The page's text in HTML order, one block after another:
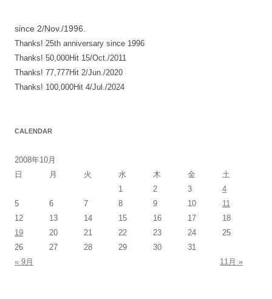
since 2/Nov./1996.
Thanks! 25th anniversary since 1996
Thanks! 50,000Hit 15/Oct./2011
Thanks! 77,777Hit 2/Jun./2020
Thanks! 100,000Hit 4/Jul./2024
CALENDAR
2008年10月
日
月 火 水 木 金
土
1
2 3
4
5
6 7 8 9 10
11
12
13 14 15 16 17
18
19
20 21 22 23 24
25
26
27 28 29 30
31
« 9月
11月 »